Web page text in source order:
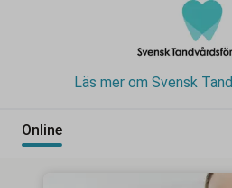
Läs mer om Svensk
Online